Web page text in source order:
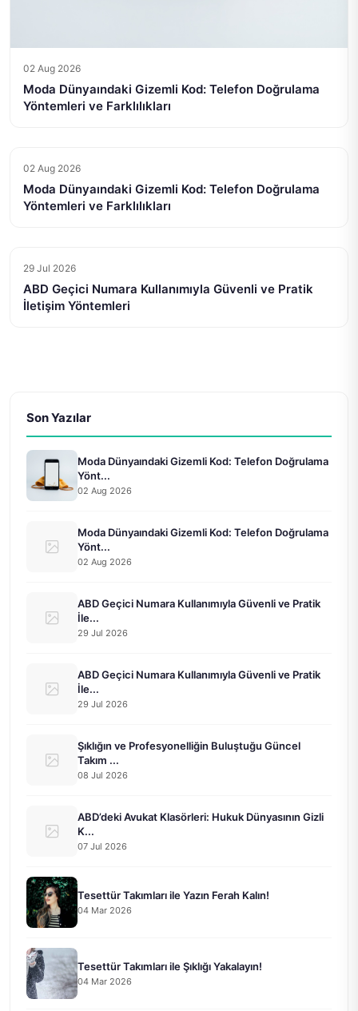
02 Aug 2026
Moda Dünyaındaki Gizemli Kod: Telefon Doğrulama
Yöntemleri ve Farklılıkları
02 Aug 2026
Moda Dünyaındaki Gizemli Kod: Telefon Doğrulama
Yöntemleri ve Farklılıkları
29 Jul 2026
ABD Geçici Numara Kullanımıyla Güvenli ve Pratik
İletişim Yöntemleri
Son Yazılar
Moda Dünyaındaki Gizemli Kod: Telefon Doğrulama
Yönt...
02 Aug 2026
Moda Dünyaındaki Gizemli Kod: Telefon Doğrulama
Yönt...
02 Aug 2026
ABD Geçici Numara Kullanımıyla Güvenli ve Pratik
İle...
29 Jul 2026
ABD Geçici Numara Kullanımıyla Güvenli ve Pratik
İle...
29 Jul 2026
Şıklığın ve Profesyonelliğin Buluştuğu Güncel
Takım ...
08 Jul 2026
ABD’deki Avukat Klasörleri: Hukuk Dünyasının Gizli
K...
07 Jul 2026
Tesettür Takımları ile Yazın Ferah Kalın!
04 Mar 2026
Tesettür Takımları ile Şıklığı Yakalayın!
04 Mar 2026